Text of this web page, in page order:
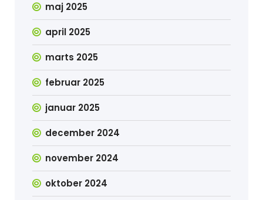
maj 2025
april 2025
marts 2025
februar 2025
januar 2025
december 2024
november 2024
oktober 2024